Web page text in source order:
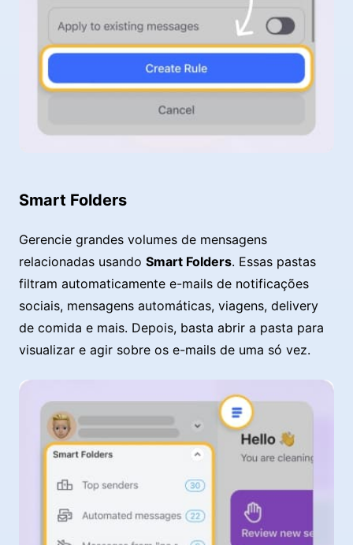
Smart Folders
Gerencie grandes volumes de mensagens
relacionadas usando Smart Folders. Essas pastas
filtram automaticamente e-mails de notificações
sociais, mensagens automáticas, viagens, delivery
de comida e mais. Depois, basta abrir a pasta para
visualizar e agir sobre os e-mails de uma só vez.